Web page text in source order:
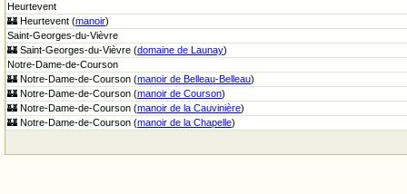
Heurtevent
🏰 Heurtevent (manoir)
Saint-Georges-du-Vièvre
🏰 Saint-Georges-du-Vièvre (domaine de Launay)
Notre-Dame-de-Courson
🏰 Notre-Dame-de-Courson (manoir de Belleau-Belleau)
🏰 Notre-Dame-de-Courson (manoir de Courson)
🏰 Notre-Dame-de-Courson (manoir de la Cauvinière)
🏰 Notre-Dame-de-Courson (manoir de la Chapelle)